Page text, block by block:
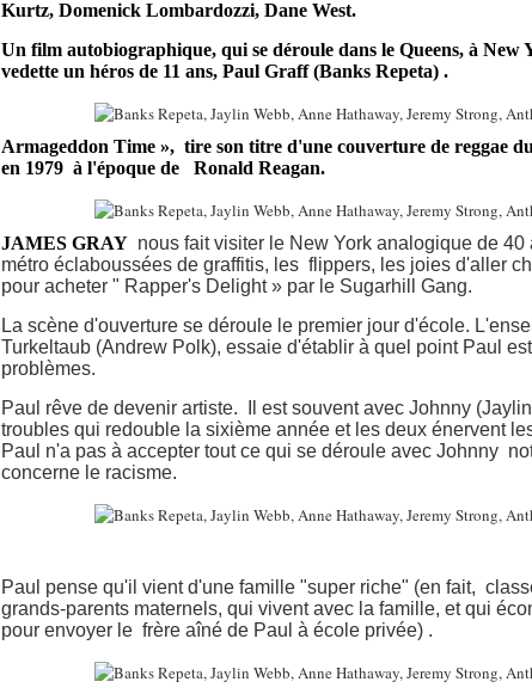
Kurtz, Domenick Lombardozzi, Dane West.
Un film autobiographique, qui se déroule dans le Queens, à New
vedette un héros de 11 ans, Paul Graff (Banks Repeta) .
Armageddon Time », tire son titre d'une couverture de reggae
en 1979 à l'époque de Ronald Reagan.
JAMES GRAY nous fait visiter le New York analogique de 40
métro éclaboussées de graffitis, les flippers, les joies d'aller
pour acheter " Rapper's Delight » par le Sugarhill Gang.
La scène d'ouverture se déroule le premier jour d'école.
Turkeltaub (Andrew Polk), essaie d'établir à quel point Paul
problèmes.
Paul rêve de devenir artiste. Il est souvent avec Johnny
troubles qui redouble la sixième année et les deux énervent
Paul n'a pas à accepter tout ce qui se déroule avec Johnny
concerne le racisme.
Paul pense qu'il vient d'une famille "super riche" (en fait,
grands-parents maternels, qui vivent avec la famille, et qui
pour envoyer le frère aîné de Paul à école privée) .